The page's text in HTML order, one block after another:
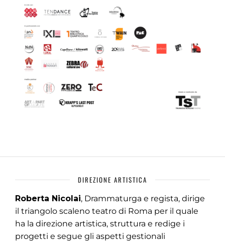
DIREZIONE ARTISTICA
Roberta Nicolai, Drammaturga e regista, dirige
il triangolo scaleno teatro di Roma per il quale
ha la direzione artistica, struttura e redige i
progetti e segue gli aspetti gestionali